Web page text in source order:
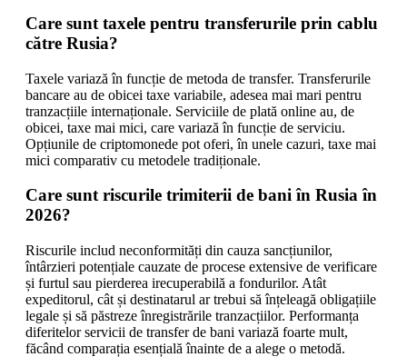
Care sunt taxele pentru transferurile prin cablu
către Rusia?
Taxele variază în funcție de metoda de transfer. Transferurile
bancare au de obicei taxe variabile, adesea mai mari pentru
tranzacțiile internaționale. Serviciile de plată online au, de
obicei, taxe mai mici, care variază în funcție de serviciu.
Opțiunile de criptomonede pot oferi, în unele cazuri, taxe mai
mici comparativ cu metodele tradiționale.
Care sunt riscurile trimiterii de bani în Rusia în
2026?
Riscurile includ neconformități din cauza sancțiunilor,
întârzieri potențiale cauzate de procese extensive de verificare
și furtul sau pierderea irecuperabilă a fondurilor. Atât
expeditorul, cât și destinatarul ar trebui să înțeleagă obligațiile
legale și să păstreze înregistrările tranzacțiilor. Performanța
diferitelor servicii de transfer de bani variază foarte mult,
făcând comparația esențială înainte de a alege o metodă.